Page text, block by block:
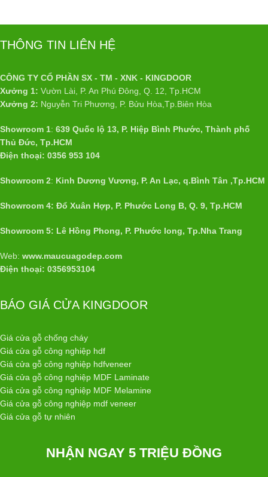
THÔNG TIN LIÊN HỆ
CÔNG TY CỔ PHẦN SX - TM - XNK - KINGDOOR
Xưởng 1: Vườn Lài, P. An Phú Đông, Q. 12, Tp.HCM
Xưởng 2: Nguyễn Tri Phương, P. Bửu Hòa,Tp.Biên Hòa
Showroom 1: 639 Quốc lộ 13, P. Hiệp Bình Phước, Thành phố
Thủ Đức, Tp.HCM
Điện thoại: 0356 953 104
Showroom 2: Kinh Dương Vương, P. An Lạc, q.Bình Tân ,Tp.HCM
Showroom 4: Đổ Xuân Hợp, P. Phước Long B, Q. 9, Tp.HCM
Showroom 5: Lê Hồng Phong, P. Phước long, Tp.Nha Trang
Web: www.maucuagodep.com
Điện thoại: 0356953104
BÁO GIÁ CỬA KINGDOOR
Giá cửa gỗ chống cháy
Giá cửa gỗ công nghiệp hdf
Giá cửa gỗ công nghiệp hdfveneer
Giá cửa gỗ công nghiệp MDF Laminate
Giá cửa gỗ công nghiệp MDF Melamine
Giá cửa gỗ công nghiệp mdf veneer
Giá cửa gỗ tự nhiên
NHẬN NGAY 5 TRIỆU ĐỒNG